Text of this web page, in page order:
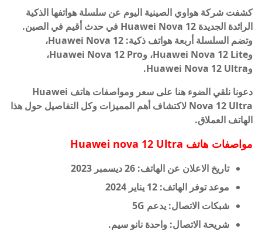
كشفت شركة هواوي الصينية اليوم عن سلسلة هواتفها الذكية
الرائدة الجديدة Huawei Nova 12 في حدث أقيم في الصين.
وتضم السلسلة أربعة هواتف ذكية: Huawei Nova 12،
وHuawei Nova 12 Lite، وHuawei Nova 12 Pro،
وHuawei Nova 12 Ultra.
دعونا نلقي الضوء هنا على سعر ومواصفات هاتف Huawei
Nova 12 Ultra لاكتشاف أهم المميزات وكل التفاصيل حول هذا
الهاتف العملاق.
مواصفات هاتف Huawei nova 12 Ultra
تاريخ الاعلان عن الهاتف: 26 ديسمبر 2023
موعد توفر الهاتف: 12 يناير 2024
شبكات الاتصال: يدعم 5G
شريحة الاتصال: واحدة نانو سيم.